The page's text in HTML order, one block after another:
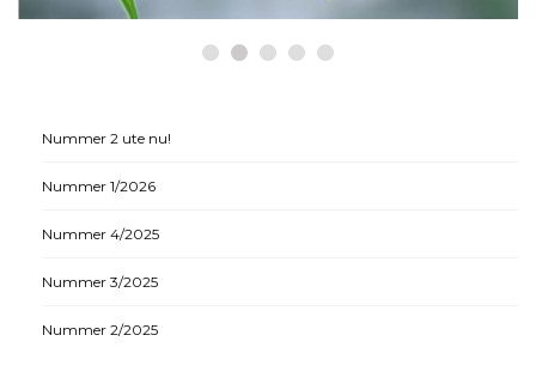
Nummer 2 ute nu!
Nummer 1/2026
Nummer 4/2025
Nummer 3/2025
Nummer 2/2025